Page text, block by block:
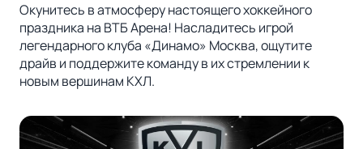
Окунитесь в атмосферу настоящего хоккейного
праздника на ВТБ Арена! Насладитесь игрой
легендарного клуба «Динамо» Москва, ощутите
драйв и поддержите команду в их стремлении к
новым вершинам КХЛ.